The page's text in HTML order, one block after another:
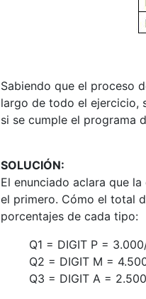
Sabiendo que el proceso
largo de todo el ejercicio,
si se cumple el programa
SOLUCIÓN:
El enunciado aclara que
el primero. Cómo el total
porcentajes de cada tipo:
Q1 = DIGIT P =
Q2 = DIGIT M =
Q3 = DIGIT A =